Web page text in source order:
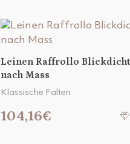
Leinen Raffrollo
nach Mass
Klassische Falten
104,16€